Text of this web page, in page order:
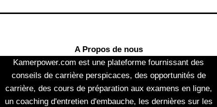
A Propos de nous
Kamerpower.com est une plateforme fournissant des
conseils de carrière perspicaces, des opportunités de
carrière, des cours de préparation aux examens en ligne,
un coaching d'entretien d'embauche, les dernières sur les